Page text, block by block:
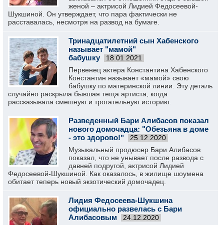
женой – актрисой Лидией Федосеевой-
Шукшиной. Он утверждает, что пара фактически не
расставалась, несмотря на развод на бумаге.
Тринадцатилетний сын Хабенского
называет "мамой"
бабушку
18.01.2021
Первенец актера Константина Хабенского
Константин называет «мамой» свою
бабушку по материнской линии. Эту деталь
случайно раскрыла бывшая теща артиста, когда
рассказывала смешную и трогательную историю.
Разведенный Бари Алибасов показал
нового домочадца: "Обезьяна в доме
- это здорово!"
25.12.2020
Музыкальный продюсер Бари Алибасов
показал, что не унывает после развода с
давней подругой, актрисой Лидией
Федосеевой-Шукшиной. Как оказалось, в жилище шоумена
обитает теперь новый экзотический домочадец.
Лидия Федосеева-Шукшина
официально развелась с Бари
Алибасовым
24.12.2020